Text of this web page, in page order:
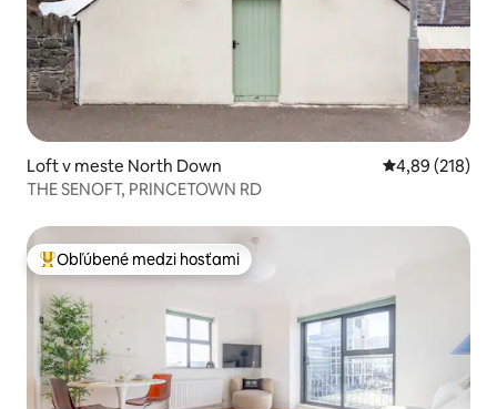
Loft v meste North Down Priemerné
4,89 (218)
THE SENOFT, PRINCETOWN RD
Najobľúbenejšie medzi hosťami
Obľúbené medzi hosťami